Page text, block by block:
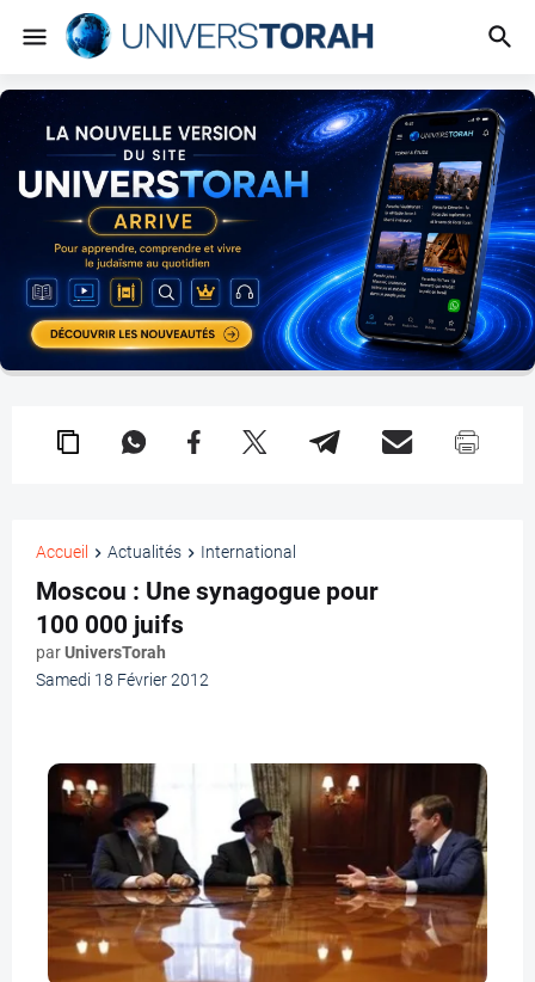
Accueil Actualités International
Moscou : Une synagogue pour
100 000 juifs
parUniversTorah
Samedi 18 Février 2012